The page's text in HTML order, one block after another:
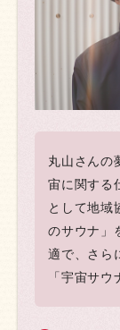
丸山さんの
宙に関する
として地域
のサウナ」
適で、さら
「宇宙サ